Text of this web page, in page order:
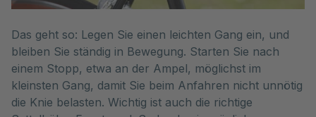
Das geht so: Legen Sie einen leichten Gang ein, und
bleiben Sie ständig in Bewegung. Starten Sie nach
einem Stopp, etwa an der Ampel, möglichst im
kleinsten Gang, damit Sie beim Anfahren nicht unnötig
die Knie belasten. Wichtig ist auch die richtige